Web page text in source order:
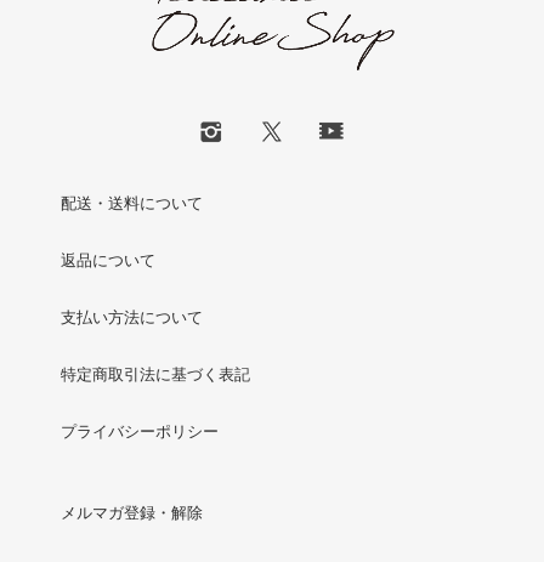
配送・送料について
返品について
支払い方法について
特定商取引法に基づく表記
プライバシーポリシー
メルマガ登録・解除